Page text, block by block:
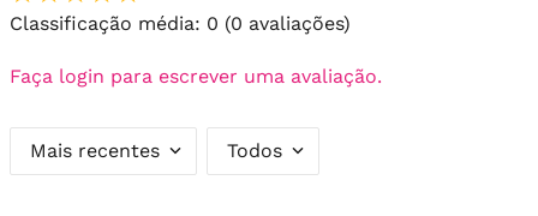
Classificação média: 0 (0 avaliações)
Faça login para escrever uma avaliação.
Mais recentes Todos